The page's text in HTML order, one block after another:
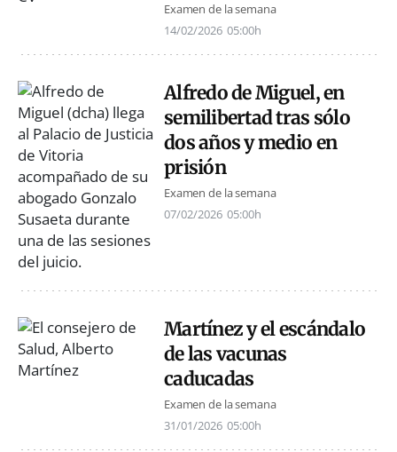
Examen de la semana
14/02/2026 05:00h
Alfredo de Miguel, en
semilibertad tras sólo
dos años y medio en
prisión
Examen de la semana
07/02/2026 05:00h
Martínez y el escándalo
de las vacunas
caducadas
Examen de la semana
31/01/2026 05:00h